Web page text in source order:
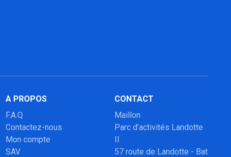
A PROPOS
F.A.Q
Contactez-nous
Mon compte
SAV
CONTACT
Maillon
Parc d’activités Landotte
II
57 route de Landotte - Bat